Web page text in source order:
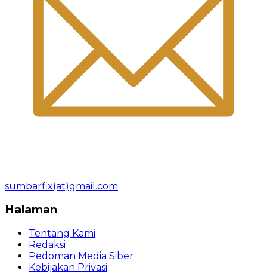
sumbarfix(at)gmail.com
Halaman
Tentang Kami
Redaksi
Pedoman Media Siber
Kebijakan Privasi